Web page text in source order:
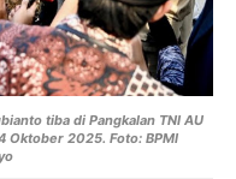
tiba di Pangkalan TNI AU
Oktober 2025. Foto: BPMI